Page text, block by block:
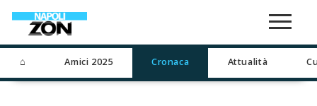
⌂ Amici 2025 Cronaca Attualità